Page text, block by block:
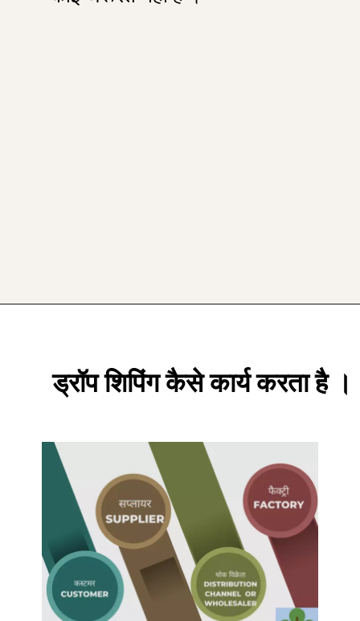
ड्रॉप शिपिंग कैसे कार्य करता है ।